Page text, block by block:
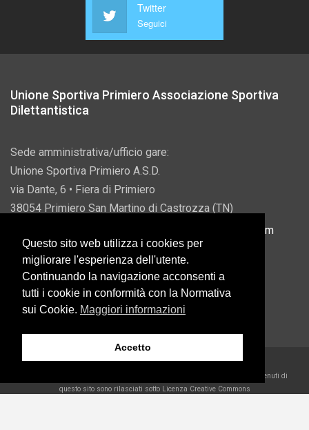
Twitter
Seguici
Unione Sportiva Primiero Associazione Sportiva
Dilettantistica
Sede amministrativa/ufficio gare:
Unione Sportiva Primiero A.S.D.
via Dante, 6 • Fiera di Primiero
38054 Primiero San Martino di Castrozza (TN)
info@usprimiero.com
Vantaggi da Pubblica Amministrazione
Eccetto dove diversamente specificato, i contenuti di
questo sito sono rilasciati sotto Licenza Creative Commons
Questo sito web utilizza i cookies per
migliorare l'esperienza dell'utente.
Continuando la navigazione acconsenti a
tutti i cookie in conformità con la Normativa
sui Cookie. Maggiori informazioni
Accetto